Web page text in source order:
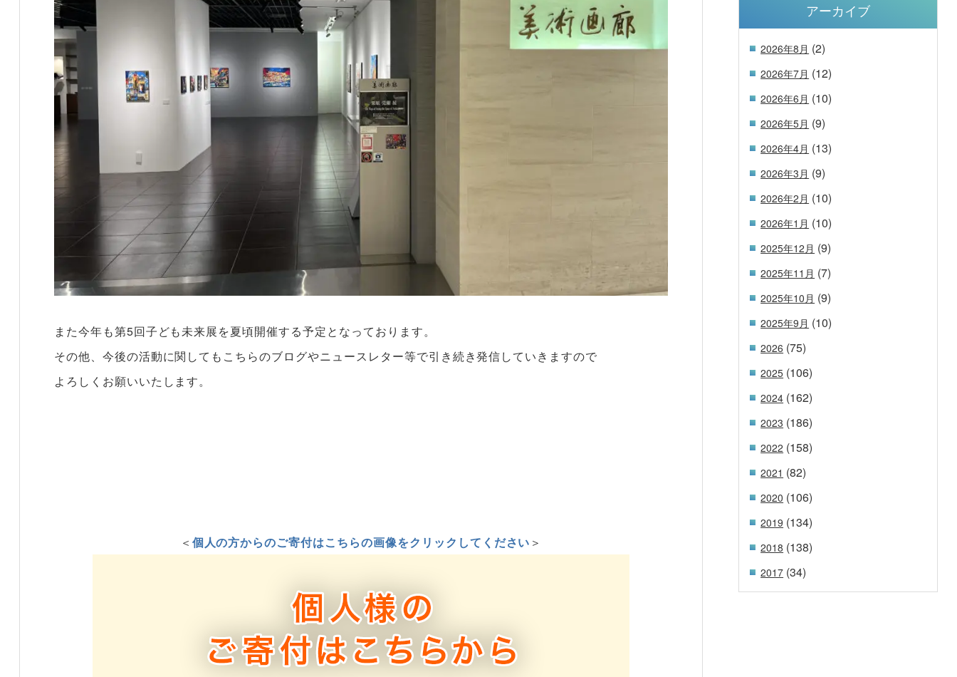
また今年も第5回子ども未来展を夏頃開催する予定となっております。
その他、今後の活動に関してもこちらのブログやニュースレター等で引き続き発信していきますので
よろしくお願いいたします。
＜ 個人の方からのご寄付はこちらの画像をクリックしてください ＞
アーカイブ
2026年8月 (2)
2026年7月 (12)
2026年6月 (10)
2026年5月 (9)
2026年4月 (13)
2026年3月 (9)
2026年2月 (10)
2026年1月 (10)
2025年12月 (9)
2025年11月 (7)
2025年10月 (9)
2025年9月 (10)
2026 (75)
2025 (106)
2024 (162)
2023 (186)
2022 (158)
2021 (82)
2020 (106)
2019 (134)
2018 (138)
2017 (34)